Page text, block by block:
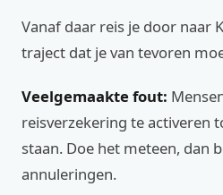
Vanaf daar reis je door naar
traject dat je van tevoren
Veelgemaakte fout:
reisverzekering te activeren
staan. Doe het meteen, dan
annuleringen.